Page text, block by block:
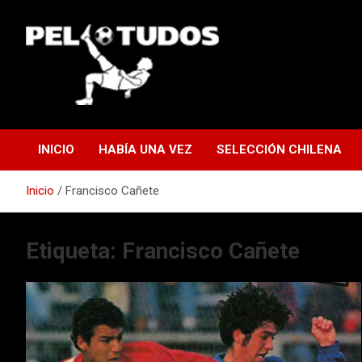
contenido
INICIO HABÍA UNA VEZ SELECCIÓN CHILENA
Inicio Francisco Cañete
Etiqueta: Francisco Cañete